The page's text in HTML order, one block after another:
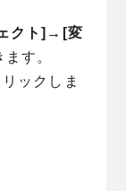
クト]→[変
す。
ックしま